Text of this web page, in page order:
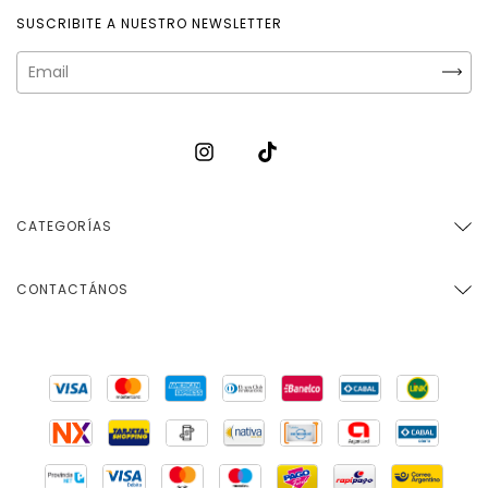
SUSCRIBITE A NUESTRO NEWSLETTER
CATEGORÍAS
CONTACTÁNOS